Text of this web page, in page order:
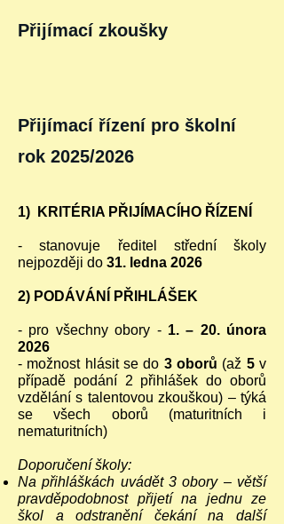
Přijímací zkoušky
Přijímací řízení pro školní
rok 2025/2026
1) KRITÉRIA PŘIJÍMACÍHO ŘÍZENÍ
- stanovuje ředitel střední školy
nejpozději do 31. ledna 2026
2) PODÁVÁNÍ PŘIHLÁŠEK
- pro všechny obory - 1. – 20. února
2026
- možnost hlásit se do 3 oborů (až 5v
případě podání 2 přihlášek do oborů
vzdělání s talentovou zkouškou) – týká
se všech oborů (maturitních i
nematuritních)
Doporučení školy:
Na přihláškách uvádět 3 obory – větší
pravděpodobnost přijetí na jednu ze
škol a odstranění čekání na další